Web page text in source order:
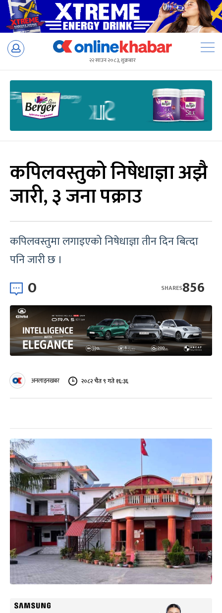
Skip
२२ साउन २०८३, शुक्रबार
कपिलवस्तुको निषेधाज्ञा अझै
जारी, ३ जना पक्राउ
कपिलवस्तुमा लगाइएको निषेधाज्ञा तीन दिन बित्दा
पनि जारी छ ।
0 856
SHARES
अनलाइनखबर २०८२ चैत ९ गते १६:३६